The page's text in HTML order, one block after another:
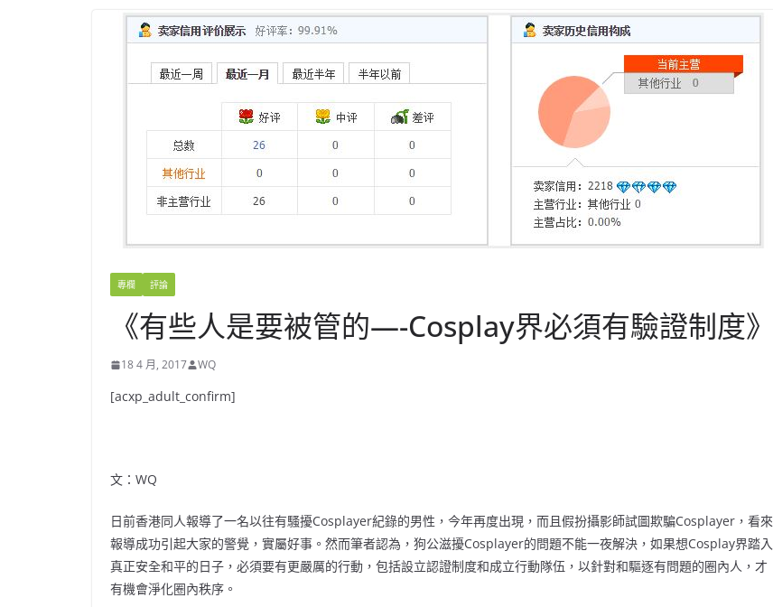
專欄 評論
《有些人是要被管的—-Cosplay界必須有驗證制度》
18 4 月, 2017 WQ
[acxp_adult_confirm]
文：WQ
日前香港同人報導了一名以往有騷擾Cosplayer紀錄的男性，今年再度出現，而且假扮攝影師試圖欺騙Cosplayer，看來
報導成功引起大家的警覺，實屬好事。然而筆者認為，狗公滋擾Cosplayer的問題不能一夜解決，如果想Cosplay界踏入
真正安全和平的日子，必須要有更嚴厲的行動，包括設立認證制度和成立行動隊伍，以針對和驅逐有問題的圈內人，才
有機會淨化圈內秩序。